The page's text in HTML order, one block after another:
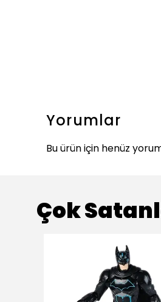
Yorumlar
Bu ürün için henüz
Çok